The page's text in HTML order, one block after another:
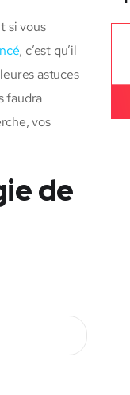
si vous
, c’est qu’il
astuces
faudra
vos
de